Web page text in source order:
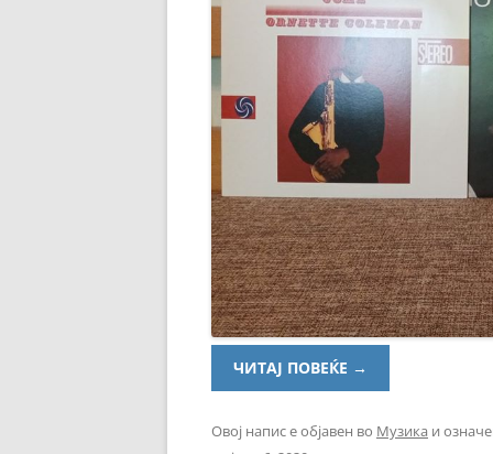
ЧИТАЈ ПОВЕЌЕ →
Овој напис е објавен во Музика и